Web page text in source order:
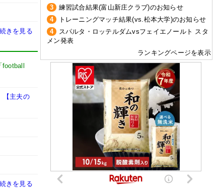
続きを見る
「football
【主夫の
続きを見る
3
練習試合結果(富山新庄クラブ)のお知らせ
4
トレーニングマッチ結果(vs.松本大学)のお知らせ
4
スパルタ・ロッテルダムvsフェイエノールト スタ
メン発表
ランキングページを表示